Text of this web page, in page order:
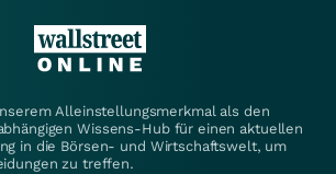
Alleinstellungsmerkmal als den
Wissens-Hub für einen aktuellen
in die Börsen- und Wirtschaftswelt, um
zu treffen.